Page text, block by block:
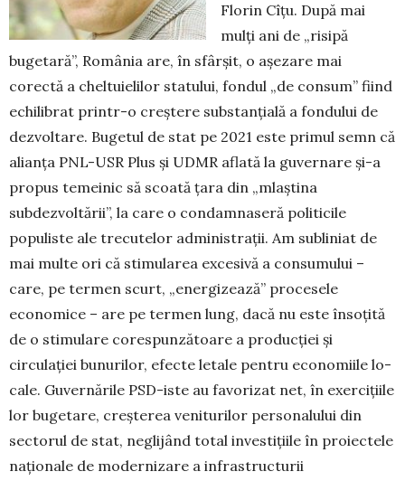
Florin Cîțu. După mai
mulți ani de „risipă
bugetară”, România are, în sfârșit, o așezare mai
corectă a cheltuielilor sta­tului, fondul „de consum” fiind
echilibrat printr-o creștere substanțială a fondului de
dezvoltare. Bugetul de stat pe 2021 este primul semn că
alianța PNL-USR Plus și UDMR aflată la guvernare și-a
propus temeinic să scoată țara din „mlaștina
subdezvoltării”, la care o con­damnaseră politicile
populiste ale trecutelor admi­nistrații. Am subliniat de
mai multe ori că stimularea ex­cesivă a consumului –
care, pe termen scurt, „ener­gi­zea­ză” procesele
economice – are pe termen lung, dacă nu este însoțită
de o stimulare corespunzătoare a pro­duc­ției și
circulației bunurilor, efecte letale pentru eco­no­miile lo­
cale. Guvernările PSD-iste au favorizat net, în exer­cițiile
lor bugetare, creșterea veniturilor personalului din
sectorul de stat, neglijând total investițiile în proiectele
naționale de modernizare a infrastructurii